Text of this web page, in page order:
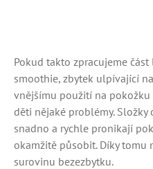
Pokud takto zpracujeme
smoothie, zbytek ulpívající
vnějšímu použití na pokožku
děti nějaké problémy. Složky
snadno a rychle pronikají
okamžitě působit. Díky
surovinu bezezbytku.